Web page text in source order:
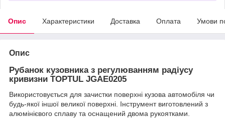
Опис Характеристики Доставка Оплата Умови
Опис
Рубанок кузовника з регулюванням радіусу
кривизни TOPTUL JGAE0205
Використовується для зачистки поверхні кузова автомобіля чи
будь-якої іншої великої поверхні. Інструмент виготовлений з
алюмінієвого сплаву та оснащений двома рукоятками.